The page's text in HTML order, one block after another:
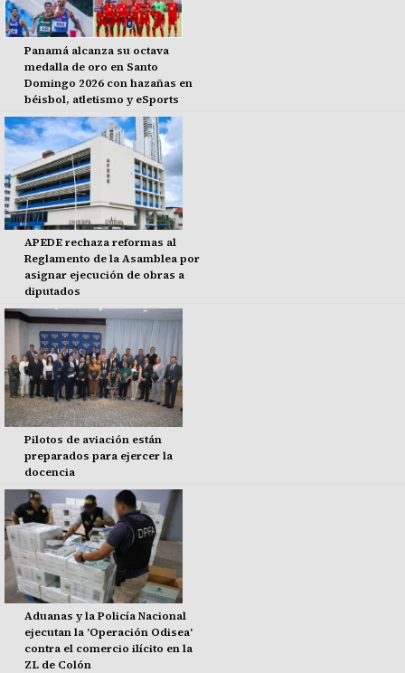
Panamá alcanza su octava
medalla de oro en Santo
Domingo 2026 con hazañas en
béisbol, atletismo y eSports
APEDE rechaza reformas al
Reglamento de la Asamblea por
asignar ejecución de obras a
diputados
Pilotos de aviación están
preparados para ejercer la
docencia
Aduanas y la Policía Nacional
ejecutan la 'Operación Odisea'
contra el comercio ilícito en la
ZL de Colón